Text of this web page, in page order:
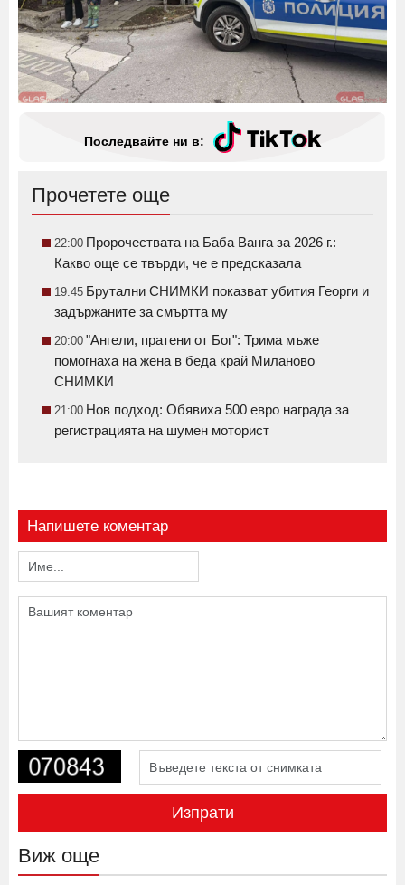
Последвайте ни в:
Прочетете още
22:00 Пророчествата на Баба Ванга за 2026 г.:
Какво още се твърди, че е предсказала
19:45 Брутални СНИМКИ показват убития Георги и
задържаните за смъртта му
20:00 "Ангели, пратени от Бог": Трима мъже
помогнаха на жена в беда край Миланово
СНИМКИ
21:00 Нов подход: Обявиха 500 евро награда за
регистрацията на шумен моторист
Напишете коментар
Изпрати
Виж още